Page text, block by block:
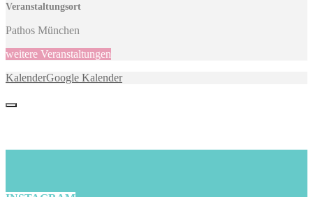
Veranstaltungsort
Pathos München
weitere Veranstaltungen
KalenderGoogle Kalender